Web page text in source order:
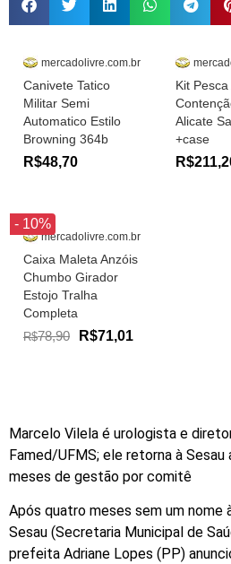
mercadolivre.com.br
Canivete Tatico
Militar Semi
Automatico Estilo
Browning 364b
R$48,70
Kit
Alicate
+case
- 10%
mercadolivre.com.br
Caixa Maleta Anzóis
Chumbo Girador
Estojo Tralha
Completa
R$78,90 R$71,01
Marcelo Vilela é urologista e
Famed/UFMS; ele retorna à Sesau
meses de gestão por comitê
Após quatro meses sem um nome
Sesau (Secretaria Municipal de
prefeita Adriane Lopes (PP)